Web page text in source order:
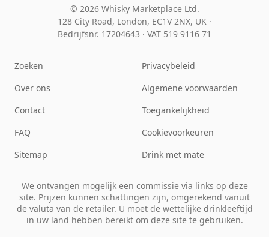
© 2026 Whisky Marketplace Ltd.
128 City Road, London, EC1V 2NX, UK ·
Bedrijfsnr. 17204643 · VAT 519 9116 71
Zoeken
Over ons
Contact
FAQ
Sitemap
Privacybeleid
Algemene voorwaarden
Toegankelijkheid
Cookievoorkeuren
Drink met mate
We ontvangen mogelijk een commissie via links op deze
site. Prijzen kunnen schattingen zijn, omgerekend vanuit
de valuta van de retailer. U moet de wettelijke drinkleeftijd
in uw land hebben bereikt om deze site te gebruiken.